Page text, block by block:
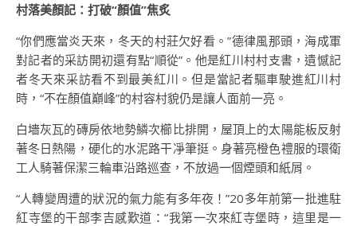
村落美顏記：打破“顏值”焦炙
“你們應當炎天來，冬天的村莊欠好看。”德律風那頭，海成軍
對記者的采訪開初還有點“順從”。他是紅川村村支書，遺憾記
者冬天來采訪看不到最美紅川。但是當記者驅車駛進紅川村
時，“不在顏值巔峰”的村容村貌仍是讓人面前一亮。
白墻灰瓦的磚房依地勢鱗次櫛比排開，屋頂上的太陽能板反射
著冬日熱陽，硬化的水泥路干凈筆挺。身著亮橙色禮服的環衛
工人騎著保潔三輪車沿路巡查，不放過一個煙頭和紙屑。
“人轉變周遭的狀況的氣力能有多年夜！”20多年前第一批進駐
紅寺堡的干部李吉感歎道：“我第一次來紅寺堡時，這里是一